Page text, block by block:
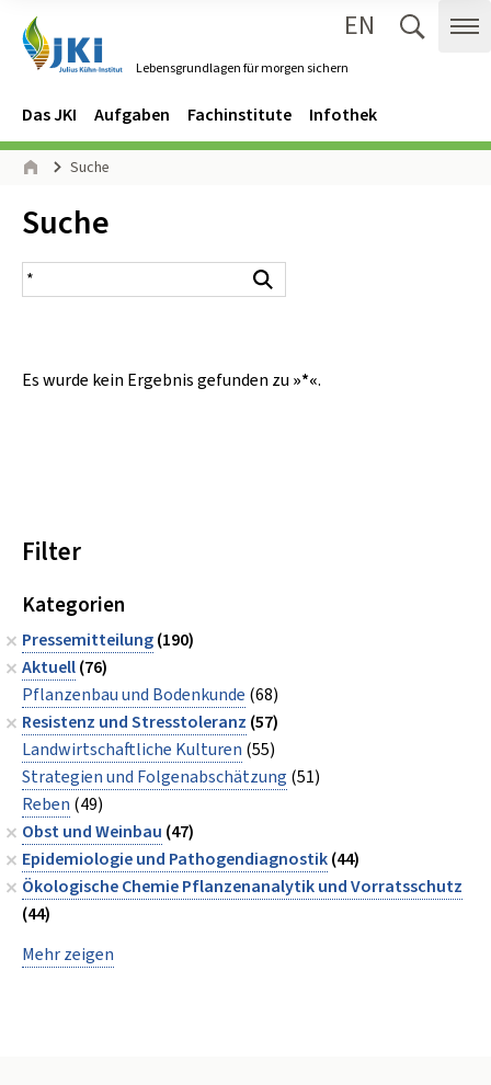
Lebensgrundlagen für morgen sichern
EN
Navigation
Hauptmenü
Das JKI Aufgaben Fachinstitute Infothek
Seitenpfad
Suche
Inhalt:
Suche
Suchergebnis
Es wurde kein Ergebnis gefunden zu »*«.
Filter
Kategorien
Pressemitteilung(190)
Aktuell(76)
Pflanzenbau und Bodenkunde (68)
Resistenz und Stresstoleranz (57)
Landwirtschaftliche Kulturen (55)
Strategien und Folgenabschätzung (51)
Reben (49)
Obst und Weinbau (47)
Epidemiologie und Pathogendiagnostik(44)
Ökologische Chemie Pflanzenanalytik und Vorratsschutz
(44)
Mehr zeigen